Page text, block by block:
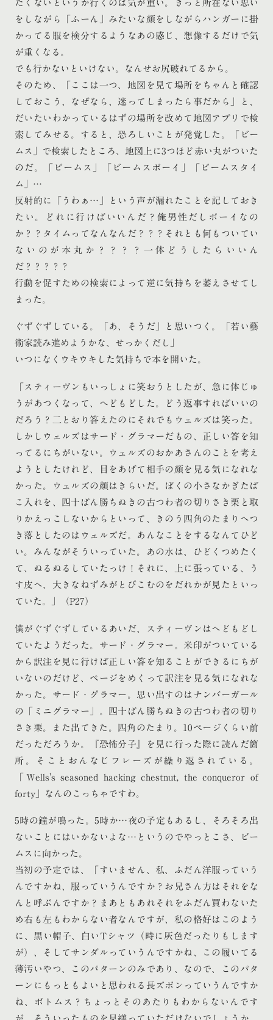
たくないというか行くのは気が重い。きっと所在ない思い
をしながら「ふーん」みたいな顔をしながらハンガーに掛
かってる服を検分するようなあの感じ、想像するだけで気
が重くなる。
でも行かないといけない。なんせお尻破れてるから。
そのため、「ここは一つ、地図を見て場所をちゃんと確認
しておこう、なぜなら、迷ってしまったら事だから」と、
だいたいわかっているはずの場所を改めて地図アプリで検
索してみせる。すると、恐ろしいことが発覚した。「ビー
ムス」で検索したところ、地図上に3つほど赤い丸がついた
のだ。「ビームス」「ビームスボーイ」「ビームスタイ
ム」…
反射的に「うわぁ…」という声が漏れたことを記しておき
たい。どれに行けばいいんだ？俺男性だしボーイなの
か？？タイムってなんなんだ？？？それとも何もついてい
ないのが本丸か？？？？一体どうしたらいいん
だ？？？？？
行動を促すための検索によって逆に気持ちを萎えさせてし
まった。
ぐずぐずしている。「あ、そうだ」と思いつく。「若い藝
術家読み進めようかな、せっかくだし」
いつになくウキウキした気持ちで本を開いた。
「スティーヴンもいっしょに笑おうとしたが、急に体じゅ
うがあつくなって、へどもどした。どう返事すればいいの
だろう？二とおり答えたのにそれでもウェルズは笑った。
しかしウェルズはサード・グラマーだもの、正しい答を知
ってるにちがいない。ウェルズのおかあさんのことを考え
ようとしたけれど、目をあげて相手の顔を見る気になれな
かった。ウェルズの顔はきらいだ。ぼくの小さなかぎたば
こ入れを、四十ばん勝ちぬきの古つわ者の切りさき栗と取
りかえっこしないからといって、きのう四角のたまりへつ
き落としたのはウェルズだ。あんなことをするなんてひど
い。みんながそういっていた。あの水は、ひどくつめたく
て、ぬるぬるしていたっけ！それに、上に張っている、う
す皮へ、大きなねずみがとびこむのをだれかが見たといっ
ていた。」（P27）
僕がぐずぐずしているあいだ、スティーヴンはへどもどし
ていたようだった。サード・グラマー。米印がついている
から訳注を見に行けば正しい答を知ることができるにちが
いないのだけど、ページをめくって訳注を見る気になれな
かった。サード・グラマー。思い出すのはナンバーガール
の「ミニグラマー」。四十ばん勝ちぬきの古つわ者の切り
さき栗。また出てきた。四角のたまり。10ページくらい前
だっただろうか。『恐怖分子』を見に行った際に読んだ箇
所。そことおんなじフレーズが繰り返されている。
「Wells's seasoned hacking chestnut, the conqueror of
forty」なんのこっちゃですわ。
5時の鐘が鳴った。5時か…夜の予定もあるし、そろそろ出
ないことにはいかないよな…というのでやっとこさ、ビー
ムスに向かった。
当初の予定では、「すいません、私、ふだん洋服っていう
んですかね、服っていうんですか？お兄さん方はそれをな
んと呼ぶんですか？まあともあれそれをふだん買わないた
め右も左もわからない者なんですが、私の格好はこのよう
に、黒い帽子、白いTシャツ（時に灰色だったりもします
が）、そしてサンダルっていうんですかね、この履いてる
薄汚いやつ、このパターンのみであり、なので、このパタ
ーンにもっともよいと思われる長ズボンっていうんですか
ね、ボトムス？ちょっとそのあたりもわからないんです